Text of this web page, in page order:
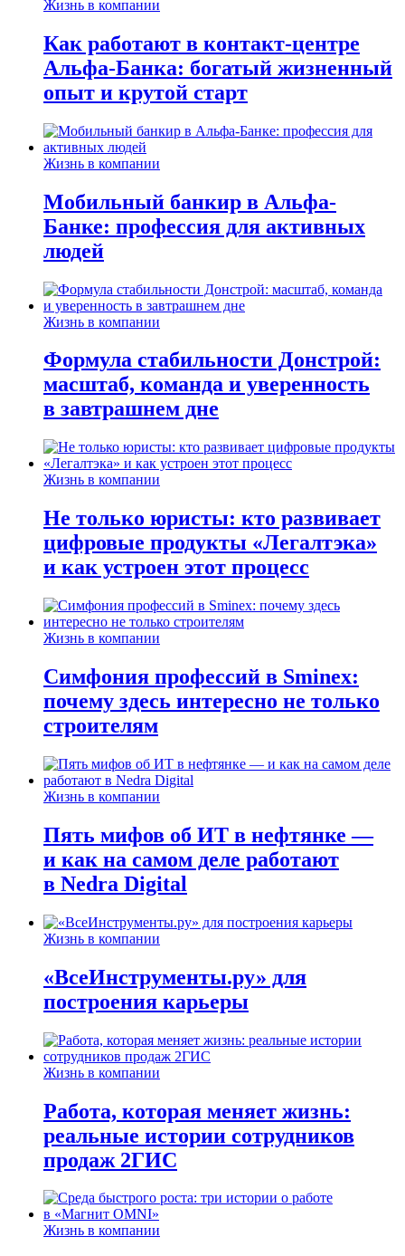
Жизнь в компании
Как работают в контакт-центре
Альфа-Банка: богатый жизненный
опыт и крутой старт
Жизнь в компании
Мобильный банкир в Альфа-
Банке: профессия для активных
людей
Жизнь в компании
Формула стабильности Донстрой:
масштаб, команда и уверенность
в завтрашнем дне
Жизнь в компании
Не только юристы: кто развивает
цифровые продукты «Легалтэка»
и как устроен этот процесс
Жизнь в компании
Симфония профессий в Sminex:
почему здесь интересно не только
строителям
Жизнь в компании
Пять мифов об ИТ в нефтянке —
и как на самом деле работают
в Nedra Digital
Жизнь в компании
«ВсеИнструменты.ру» для
построения карьеры
Жизнь в компании
Работа, которая меняет жизнь:
реальные истории сотрудников
продаж 2ГИС
Жизнь в компании